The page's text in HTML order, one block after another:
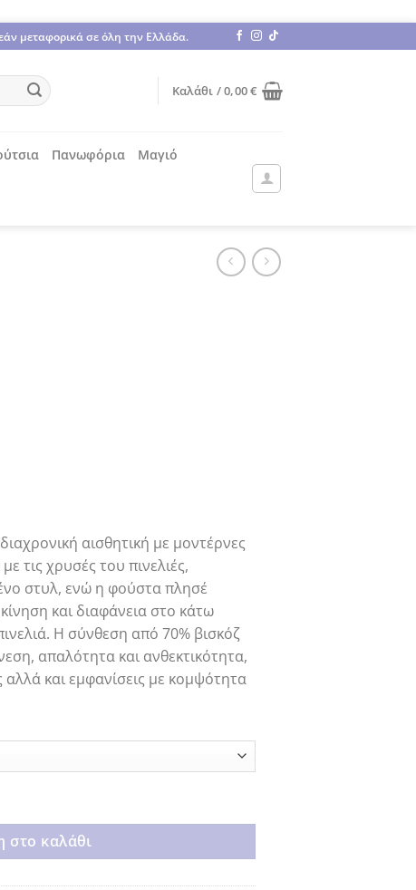
μεταφορικά σε όλη την Ελλάδα.
Καλάθι /0,00€
Πανωφόρια Μαγιό
αισθητική με μοντέρνες
τις χρυσές του πινελιές,
στυλ, ενώ η φούστα πλησέ
και διαφάνεια στο κάτω
Η σύνθεση από 70% βισκόζ
απαλότητα και ανθεκτικότητα,
αλλά και εμφανίσεις με κομψότητα
στο καλάθι